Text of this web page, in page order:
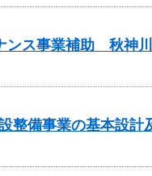
ス事業補助 秋神
整備事業の基本設